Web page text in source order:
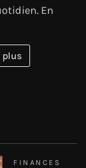
En
plus
FINANCES